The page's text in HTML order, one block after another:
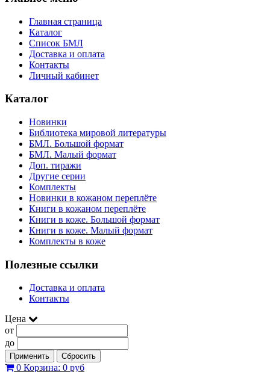
Главная страница
Каталог
Список БМЛ
Доставка и оплата
Контакты
Личный кабинет
Каталог
Новинки
Библиотека мировой литературы
БМЛ. Большой формат
БМЛ. Малый формат
Доп. тиражи
Другие серии
Комплекты
Новинки в кожаном переплёте
Книги в кожаном переплёте
Книги в коже. Большой формат
Книги в коже. Малый формат
Комплекты в коже
Полезные ссылки
Доставка и оплата
Контакты
Цена
от
до
Применить Сбросить
0 Корзина: 0 руб